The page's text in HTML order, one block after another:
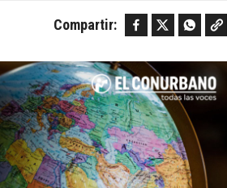
Compartir: Facebook Twitter WhatsApp Copy link